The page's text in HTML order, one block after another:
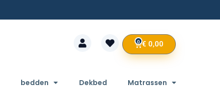
€ 0,00
0
bedden Dekbed Matrassen